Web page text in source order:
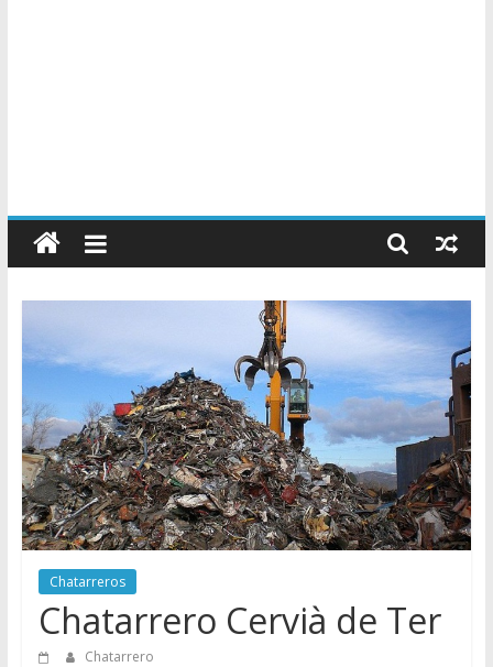
Chatarreros
–
Precio
de
Chatarra
Directorio
de
Chatarreros
para
vender
Chatarra
Chatarreros
Chatarrero Cervià de Ter
Chatarrero